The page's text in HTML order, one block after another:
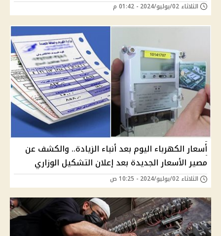
الثلاثاء 02/يوليو/2024 - 01:42 م
أسعار الكهرباء اليوم بعد أنباء الزيادة.. والكشف عن
مصير الأسعار الجديدة بعد إعلان التشكيل الوزاري
الثلاثاء 02/يوليو/2024 - 10:25 ص